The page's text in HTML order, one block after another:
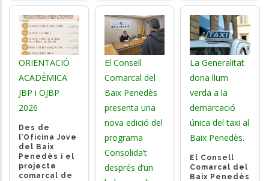
ORIENTACIÓ
ACADÈMICA
JBP i OJBP
2026
Des de
l’Oficina Jove
del Baix
Penedès i el
projecte
comarcal de
El Consell
Comarcal del
Baix Penedès
presenta una
nova edició del
programa
Consolida’t
després d’un
La Generalitat
dona llum
verda a la
demarcació
única del taxi al
Baix Penedès.
El Consell
Comarcal del
Baix Penedès